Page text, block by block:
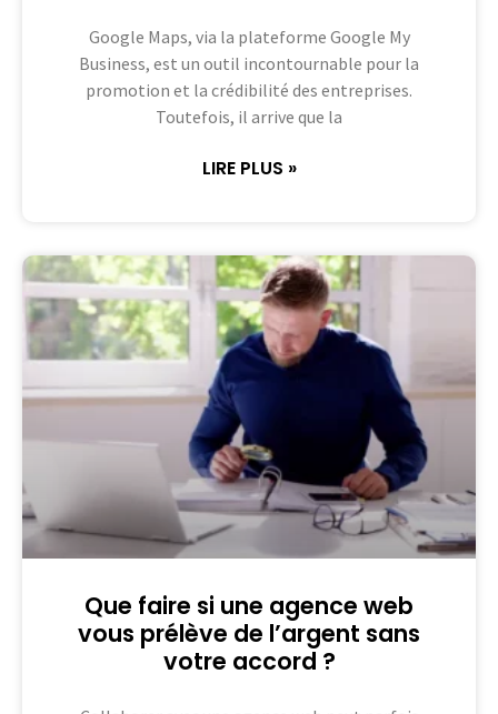
Google Maps, via la plateforme Google My
Business, est un outil incontournable pour la
promotion et la crédibilité des entreprises.
Toutefois, il arrive que la
LIRE PLUS »
Que faire si une agence web
vous prélève de l’argent sans
votre accord ?